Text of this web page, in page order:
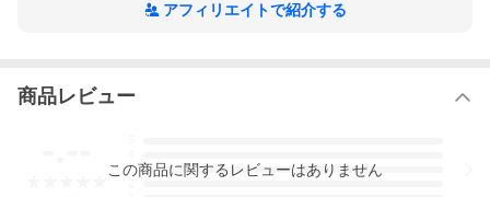
アフィリエイトで紹介する
商品レビュー
3
この商品に関するレビューはありません